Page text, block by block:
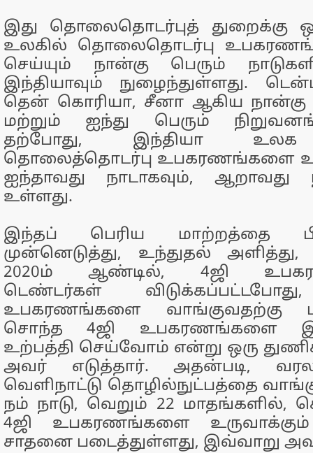
இது தொலைதொடர்புத் துறைக்கு
உலகில் தொலைதொடர்பு
செய்யும் நான்கு பெரும்
இந்தியாவும் நுழைந்துள்ளது.
தென் கொரியா, சீனா ஆகிய நான்கு
மற்றும் ஐந்து பெரும்
தற்போது, இந்தியா உலக
தொலைத்தொடர்பு உபகரணங்களை
ஐந்தாவது நாடாகவும், ஆறாவது
உள்ளது.
இந்தப் பெரிய மாற்றத்தை
முன்னெடுத்து, உந்துதல் அளித்து,
2020ம் ஆண்டில், 4ஜி
டெண்டர்கள்
உபகரணங்களை வாங்குவதற்கு
சொந்த 4ஜி உபகரணங்களை
உற்பத்தி செய்வோம் என்று ஒரு
அவர் எடுத்தார். அதன்படி,
வெளிநாட்டு தொழில்நுட்பத்தை
நம் நாடு, வெறும் 22 மாதங்களில்,
4ஜி உபகரணங்களை உருவாக்கும்
சாதனை படைத்துள்ளது, இவ்வாறு